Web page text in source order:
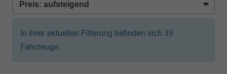
In Ihrer aktuellen Filterung befinden sich 39
Fahrzeuge: